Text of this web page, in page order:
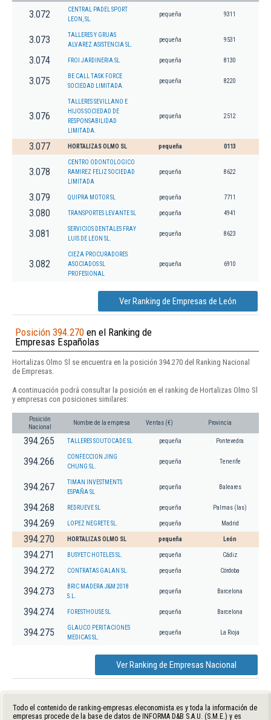
3.072
CENTRAL PADEL SPORT
LEON, SL.
pequeña 9311
3.073
TALLERES Y GRUAS
ALVAREZ ASISTENCIA SL.
pequeña 9531
3.074 FROI JARDINERIA SL pequeña 8130
3.075
BE CALL TASK FORCE
SOCIEDAD LIMITADA.
pequeña 8220
3.076
TALLERES SEVILLANO E
HIJOS SOCIEDAD DE
RESPONSABILIDAD
LIMITADA.
pequeña 2512
3.077 HORTALIZAS OLMO SL pequeña 0113
3.078
CENTRO ODONTOLOGICO
RAMIREZ FELIZ SOCIEDAD
LIMITADA
pequeña 8622
3.079 QUIPRA MOTOR SL pequeña 7711
3.080 TRANSPORTES LEVANTE SL pequeña 4941
3.081
SERVICIOS DENTALES FRAY
LUIS DE LEON SL.
pequeña 8623
3.082
CIEZA PROCURADORES
ASOCIADOS SL
PROFESIONAL
pequeña 6910
Ver Ranking de Empresas de León
Posición 394.270 en el Ranking de
Empresas Españolas
Hortalizas Olmo Sl se encuentra en la posición 394.270 del Ranking Nacional
de Empresas.
A continuación podrá consultar la posición en el ranking de Hortalizas Olmo Sl
y empresas con posiciones similares:
Posición
Nacional
Nombre de la empresa Ventas (€) Provincia
394.265 TALLERES SOUTOCADE SL pequeña Pontevedra
394.266
CONFECCION JING
CHUNG SL.
pequeña Tenerife
394.267
TIMAN INVESTMENTS
ESPAÑA SL
pequeña Baleares
394.268 REDRUEVE SL pequeña Palmas (las)
394.269 LOPEZ NEGRETE SL. pequeña Madrid
394.270 HORTALIZAS OLMO SL pequeña León
394.271 BUSYETC HOTELES SL. pequeña Cádiz
394.272 CONTRATAS GALAN SL. pequeña Córdoba
394.273
BRIC MADERA J&M 2018
S.L.
pequeña Barcelona
394.274 FORESTHOUSE SL pequeña Barcelona
394.275
GLAUCO PERITACIONES
MEDICAS SL.
pequeña La Rioja
Ver Ranking de Empresas Nacional
Todo el contenido de ranking-empresas.eleconomista.es y toda la información de
empresas procede de la base de datos de INFORMA D&B S.A.U. (S.M.E.) y es